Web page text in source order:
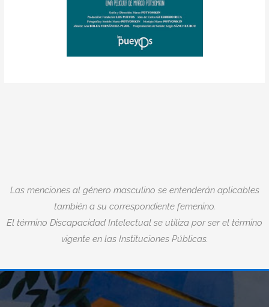
Las menciones al género masculino se entenderán aplicables
también a su correspondiente femenino.
El término Discapacidad Intelectual se utiliza por ser el término
vigente en las Instituciones Públicas.